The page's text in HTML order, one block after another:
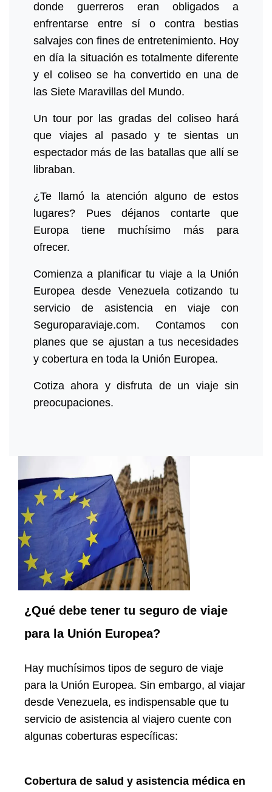
donde guerreros eran obligados a
enfrentarse entre sí o contra bestias
salvajes con fines de entretenimiento. Hoy
en día la situación es totalmente diferente
y el coliseo se ha convertido en una de
las Siete Maravillas del Mundo.
Un tour por las gradas del coliseo hará
que viajes al pasado y te sientas un
espectador más de las batallas que allí se
libraban.
¿Te llamó la atención alguno de estos
lugares? Pues déjanos contarte que
Europa tiene muchísimo más para
ofrecer.
Comienza a planificar tu viaje a la Unión
Europea desde Venezuela cotizando tu
servicio de asistencia en viaje con
Seguroparaviaje.com. Contamos con
planes que se ajustan a tus necesidades
y cobertura en toda la Unión Europea.
Cotiza ahora y disfruta de un viaje sin
preocupaciones.
¿Qué debe tener tu seguro de viaje
para la Unión Europea?
Hay muchísimos tipos de seguro de viaje
para la Unión Europea. Sin embargo, al viajar
desde Venezuela, es indispensable que tu
servicio de asistencia al viajero cuente con
algunas coberturas específicas:
Cobertura de salud y asistencia médica en